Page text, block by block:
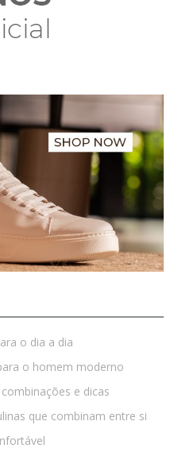
o dia a dia
o homem moderno
e dicas
que combinam entre si